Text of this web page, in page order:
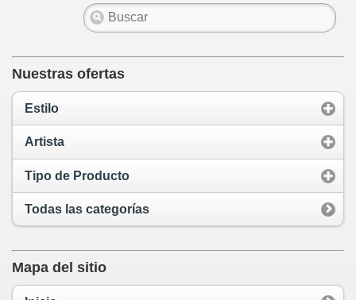
Nuestras ofertas
Estilo
Artista
Tipo de Producto
Todas las categorías
Mapa del sitio